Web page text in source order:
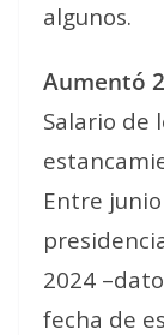
algunos.
Aumentó
Salario de
Entre
2024
fecha de